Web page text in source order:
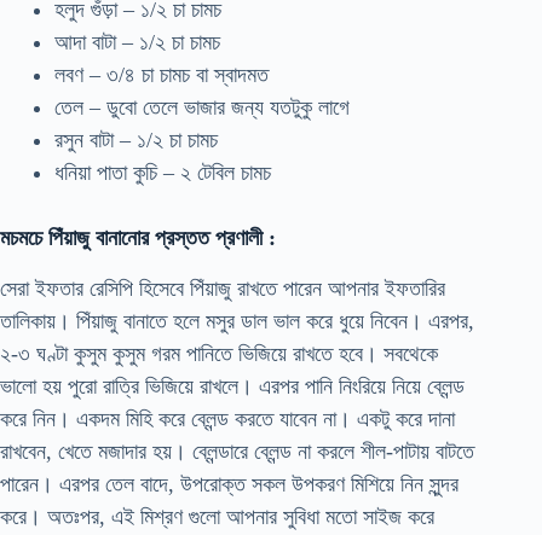
হলুদ গুঁড়া – ১/২ চা চামচ
আদা বাটা – ১/২ চা চামচ
লবণ – ৩/৪ চা চামচ বা স্বাদমত
তেল – ডুবো তেলে ভাজার জন্য যতটুকু লাগে
রসুন বাটা – ১/২ চা চামচ
ধনিয়া পাতা কুচি – ২ টেবিল চামচ
মচমচে পিঁয়াজু বানানোর প্রস্তত প্রণালী :
সেরা ইফতার রেসিপি হিসেবে পিঁয়াজু রাখতে পারেন আপনার ইফতারির
তালিকায়। পিঁয়াজু বানাতে হলে মসুর ডাল ভাল করে ধুয়ে নিবেন। এরপর,
২-৩ ঘণ্টা কুসুম কুসুম গরম পানিতে ভিজিয়ে রাখতে হবে। সবথেকে
ভালো হয় পুরো রাত্রি ভিজিয়ে রাখলে। এরপর পানি নিংরিয়ে নিয়ে ব্লেন্ড
করে নিন। একদম মিহি করে ব্লেন্ড করতে যাবেন না। একটু করে দানা
রাখবেন, খেতে মজাদার হয়। ব্লেন্ডারে ব্লেন্ড না করলে শীল-পাটায় বাটতে
পারেন। এরপর তেল বাদে, উপরোক্ত সকল উপকরণ মিশিয়ে নিন সুন্দর
করে। অতঃপর, এই মিশ্রণ গুলো আপনার সুবিধা মতো সাইজ করে